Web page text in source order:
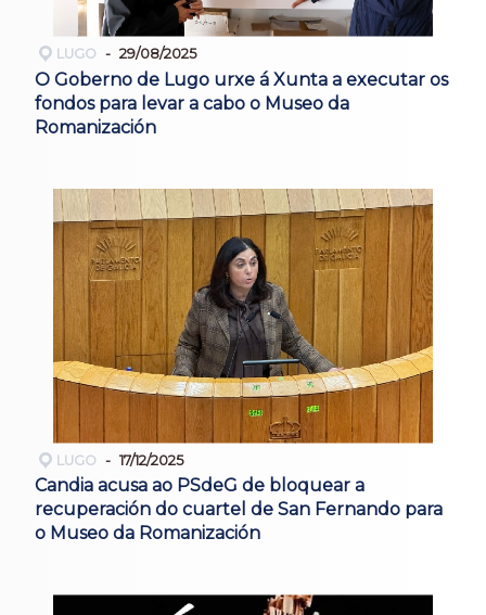
LUGO 29/08/2025
O Goberno de Lugo urxe á Xunta a executar os
fondos para levar a cabo o Museo da
Romanización
LUGO 17/12/2025
Candia acusa ao PSdeG de bloquear a
recuperación do cuartel de San Fernando para
o Museo da Romanización